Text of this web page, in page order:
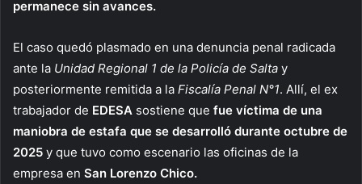
permanece sin avances.
El caso quedó plasmado en una denuncia penal radicada
ante la Unidad Regional 1 de la Policía de Salta y
posteriormente remitida a la Fiscalía Penal N°1. Allí, el ex
trabajador de EDESA sostiene que fue víctima de una
maniobra de estafa que se desarrolló durante octubre de
2025 y que tuvo como escenario las oficinas de la
empresa en San Lorenzo Chico.